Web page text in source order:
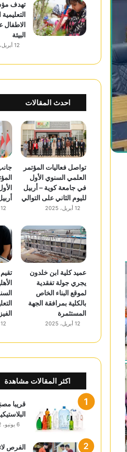
تهدف
الاطفال
البيئة
12 أبريل، 2025
احدث المقالات
تواصل فعاليات المؤتمر
العلمي السنوي الأول
في جامعة كوية – أربيل
لليوم الثاني على التوالي
12 أبريل، 2025 12 أبريل، 2025
عميد كلية ابن خلدون
يجري جولة تفقدية
لموقع البناء الخاص
بالكلية بمرافقة الجهة
المستثمرة
12 أبريل، 2025 12 أبريل، 2025
اكثر المقالات مشاهدة
6 يونيو، 2022
الفرص